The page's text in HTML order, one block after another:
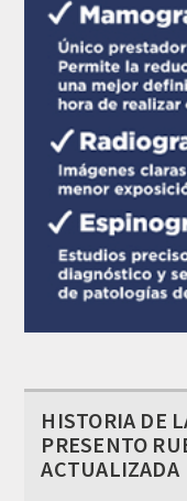
HISTORIA DE
PRESENTO
ACTUALIZADA